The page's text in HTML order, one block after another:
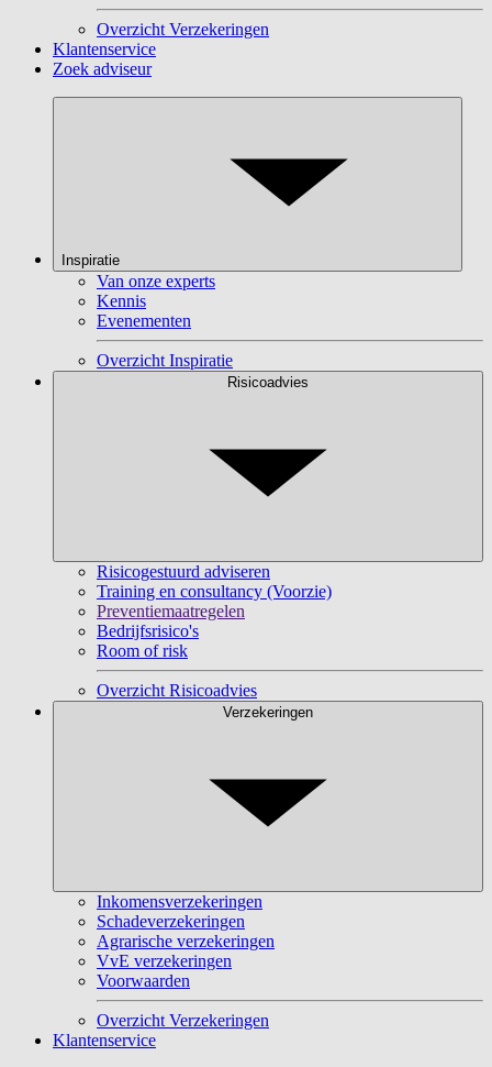
Overzicht Verzekeringen
Klantenservice
Zoek adviseur
Inspiratie
Van onze experts
Kennis
Evenementen
Overzicht Inspiratie
Risicoadvies
Risicogestuurd adviseren
Training en consultancy (Voorzie)
Preventiemaatregelen
Bedrijfsrisico's
Room of risk
Overzicht Risicoadvies
Verzekeringen
Inkomensverzekeringen
Schadeverzekeringen
Agrarische verzekeringen
VvE verzekeringen
Voorwaarden
Overzicht Verzekeringen
Klantenservice